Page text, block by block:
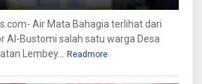
Air Mata Bahagia terlihat dari
Al-Bustomi salah satu warga Desa
Lembey... Readmore